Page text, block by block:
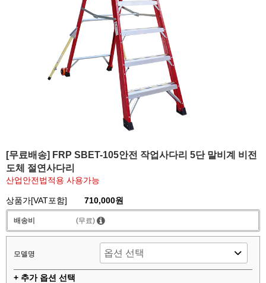
[무료배송] FRP SBET-105안전 작업사다리 5단 말비계 비전
도체 절연사다리
산업안전법적용 사용가능
상품가[VAT포함] 710,000원
배송비 (무료)
모델명
+ 추가 옵션 선택